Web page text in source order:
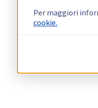
Per maggiori
cookie.